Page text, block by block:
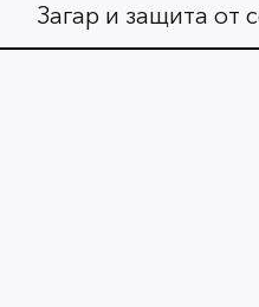
Загар и защита от